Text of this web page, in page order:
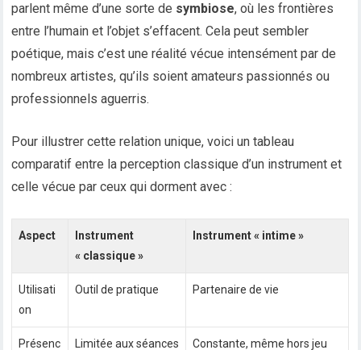
parlent même d’une sorte de symbiose, où les frontières
entre l’humain et l’objet s’effacent. Cela peut sembler
poétique, mais c’est une réalité vécue intensément par de
nombreux artistes, qu’ils soient amateurs passionnés ou
professionnels aguerris.
Pour illustrer cette relation unique, voici un tableau
comparatif entre la perception classique d’un instrument et
celle vécue par ceux qui dorment avec :
Aspect
Instrument
« classique »
Instrument « intime »
Utilisati
on
Outil de pratique Partenaire de vie
Présenc Limitée aux séances Constante, même hors jeu